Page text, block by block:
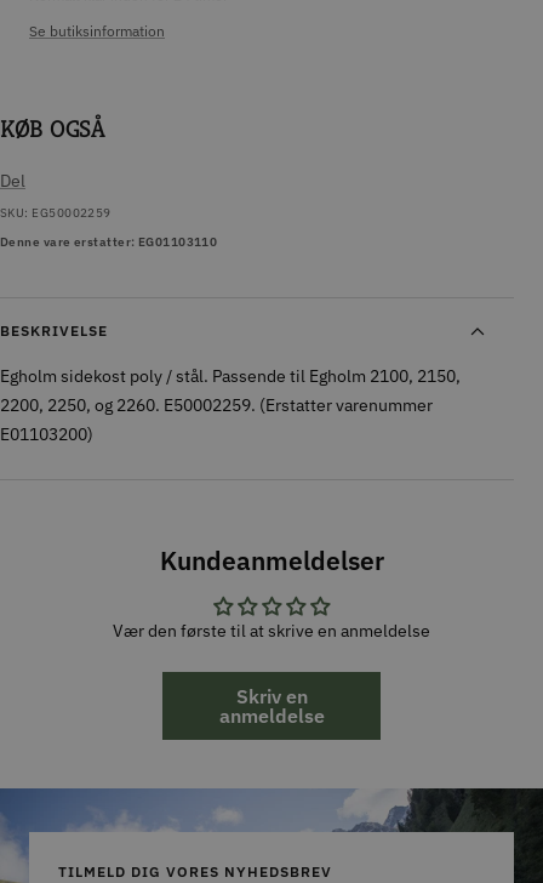
Se butiksinformation
KØB OGSÅ
Del
SKU: EG50002259
Denne vare erstatter: EG01103110
BESKRIVELSE
Egholm sidekost poly / stål. Passende til Egholm 2100, 2150,
2200, 2250, og 2260. E50002259. (Erstatter varenummer
E01103200)
Kundeanmeldelser
Vær den første til at skrive en anmeldelse
Skriv en
anmeldelse
TILMELD DIG VORES NYHEDSBREV